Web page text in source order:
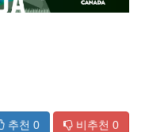
추천 0 비추천 0